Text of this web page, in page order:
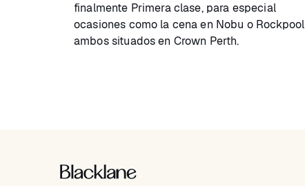
finalmente Primera clase, para especial
ocasiones como la cena en Nobu o Rockpool
ambos situados en Crown Perth.